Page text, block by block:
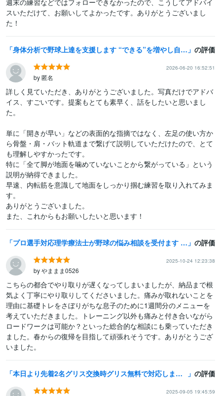
スいただけて、お願いしてよかったです。ありがとうございまし
た！
身体分析で野球上達を支援します “できる”を増やし自信へ繋げます の評価
2026-06-20 16:52:51
by 匿名
詳しく見ていただき、ありがとうございました。写真だけでアドバ
イス、すごいです。提案もとても素早く、話をしたいと思いまし
た。
単に「開きが早い」などの表面的な指摘ではなく、左足の使い方か
ら骨盤・肩・バット軌道まで繋げて説明していただけたので、とて
も理解しやすかったです。
特に「全て脚が地面を噛めていないことから繋がっている」という
説明が納得できました。
早速、内転筋を意識して地面をしっかり掴む練習を取り入れてみま
す。
ありがとうございました。
また、これからもお願いしたいと思います！
プロ選手対応理学療法士が野球の悩み相談を受付ます あなたの「うまくなりたい」を本気で支えます の評価
2025-10-24 12:23:38
by やままま0526
こちらの都合でやり取りが遅くなってしまいましたが、納品まで根
気よく丁寧にやり取りしてくださいました。痛みが取れないことを
理由に基礎トレをさぼりがちな息子のために1週間分のメニューを
考えていただきました。トレーニング以外も痛みと付き合いながら
ロードワークは可能か？といった総合的な相談にも乗っていただき
ました。春からの復帰を目指して頑張れそうです。ありがとうござ
いました。
本日より先着2名グリス交換時グリス無料で対応します グローブ大好きオジサンGraojiに任せてみませんか？ の評価
2025-09-05 19:45:59